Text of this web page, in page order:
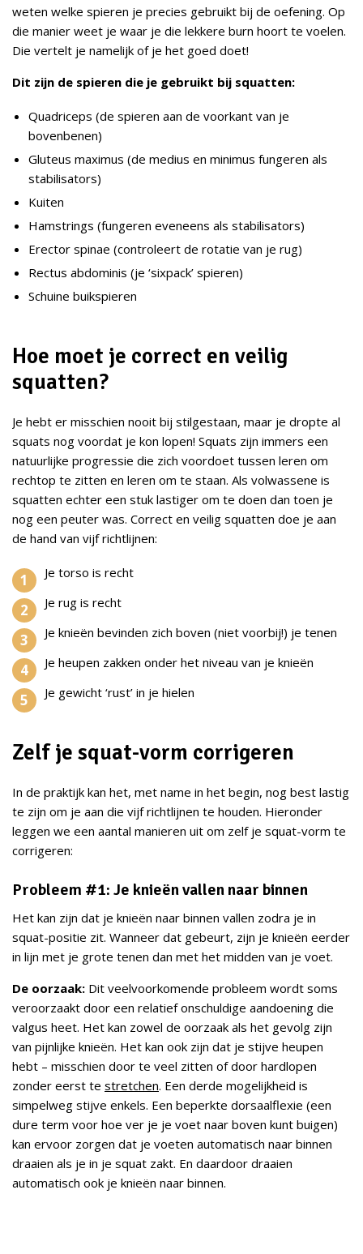
weten welke spieren je precies gebruikt bij de oefening. Op
die manier weet je waar je die lekkere burn hoort te voelen.
Die vertelt je namelijk of je het goed doet!
Dit zijn de spieren die je gebruikt bij squatten:
Quadriceps (de spieren aan de voorkant van je
bovenbenen)
Gluteus maximus (de medius en minimus fungeren als
stabilisators)
Kuiten
Hamstrings (fungeren eveneens als stabilisators)
Erector spinae (controleert de rotatie van je rug)
Rectus abdominis (je ‘sixpack’ spieren)
Schuine buikspieren
Hoe moet je correct en veilig
squatten?
Je hebt er misschien nooit bij stilgestaan, maar je dropte al
squats nog voordat je kon lopen! Squats zijn immers een
natuurlijke progressie die zich voordoet tussen leren om
rechtop te zitten en leren om te staan. Als volwassene is
squatten echter een stuk lastiger om te doen dan toen je
nog een peuter was. Correct en veilig squatten doe je aan
de hand van vijf richtlijnen:
Je torso is recht
Je rug is recht
Je knieën bevinden zich boven (niet voorbij!) je tenen
Je heupen zakken onder het niveau van je knieën
Je gewicht ‘rust’ in je hielen
Zelf je squat-vorm corrigeren
In de praktijk kan het, met name in het begin, nog best lastig
te zijn om je aan die vijf richtlijnen te houden. Hieronder
leggen we een aantal manieren uit om zelf je squat-vorm te
corrigeren:
Probleem #1: Je knieën vallen naar binnen
Het kan zijn dat je knieën naar binnen vallen zodra je in
squat-positie zit. Wanneer dat gebeurt, zijn je knieën eerder
in lijn met je grote tenen dan met het midden van je voet.
De oorzaak: Dit veelvoorkomende probleem wordt soms
veroorzaakt door een relatief onschuldige aandoening die
valgus heet. Het kan zowel de oorzaak als het gevolg zijn
van pijnlijke knieën. Het kan ook zijn dat je stijve heupen
hebt – misschien door te veel zitten of door hardlopen
zonder eerst te stretchen. Een derde mogelijkheid is
simpelweg stijve enkels. Een beperkte dorsaalflexie (een
dure term voor hoe ver je je voet naar boven kunt buigen)
kan ervoor zorgen dat je voeten automatisch naar binnen
draaien als je in je squat zakt. En daardoor draaien
automatisch ook je knieën naar binnen.